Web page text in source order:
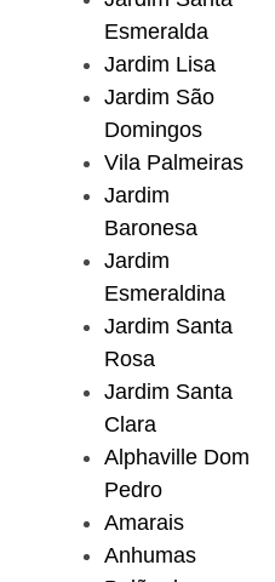
Esmeralda
Jardim Lisa
Jardim São
Domingos
Vila Palmeiras
Jardim
Baronesa
Jardim
Esmeraldina
Jardim Santa
Rosa
Jardim Santa
Clara
Alphaville Dom
Pedro
Amarais
Anhumas